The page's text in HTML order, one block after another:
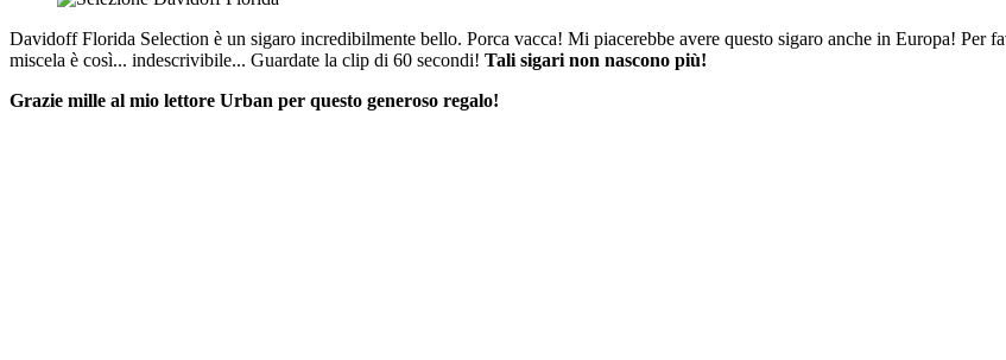
Davidoff Florida Selection è un sigaro incredibilmente bello. Porca vacca! Mi piacerebbe avere questo sigaro anche in Europa! Per
miscela è così... indescrivibile... Guardate la clip di 60 secondi! Tali sigari non nascono più!
Grazie mille al mio lettore Urban per questo generoso regalo!